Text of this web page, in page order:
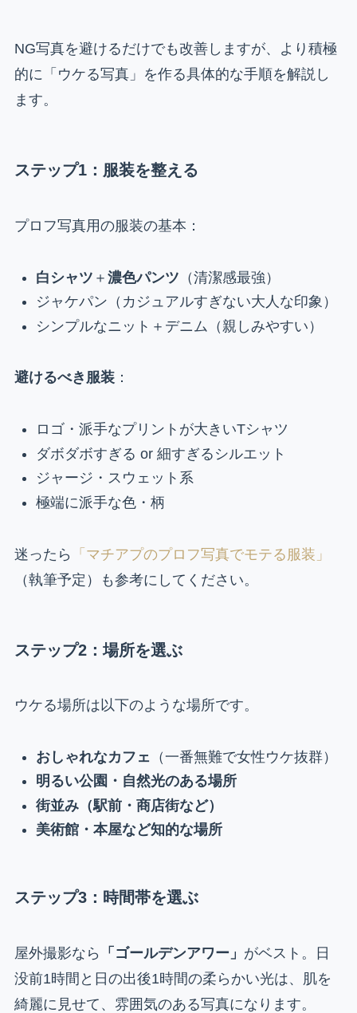
NG写真を避けるだけでも改善しますが、より積極
的に「ウケる写真」を作る具体的な手順を解説し
ます。
ステップ1：服装を整える
プロフ写真用の服装の基本：
白シャツ ＋ 濃色パンツ （清潔感最強）
ジャケパン（カジュアルすぎない大人な印象）
シンプルなニット＋デニム（親しみやすい）
避けるべき服装：
ロゴ・派手なプリントが大きいTシャツ
ダボダボすぎる or 細すぎるシルエット
ジャージ・スウェット系
極端に派手な色・柄
迷ったら
「マチアプのプロフ写真でモテる服装」
（執筆予定）も参考にしてください。
ステップ2：場所を選ぶ
ウケる場所は以下のような場所です。
おしゃれなカフェ （一番無難で女性ウケ抜群）
明るい公園・自然光のある場所
街並み（駅前・商店街など）
美術館・本屋など知的な場所
ステップ3：時間帯を選ぶ
屋外撮影なら 「ゴールデンアワー」 がベスト。日
没前1時間と日の出後1時間の柔らかい光は、肌を
綺麗に見せて、雰囲気のある写真になります。